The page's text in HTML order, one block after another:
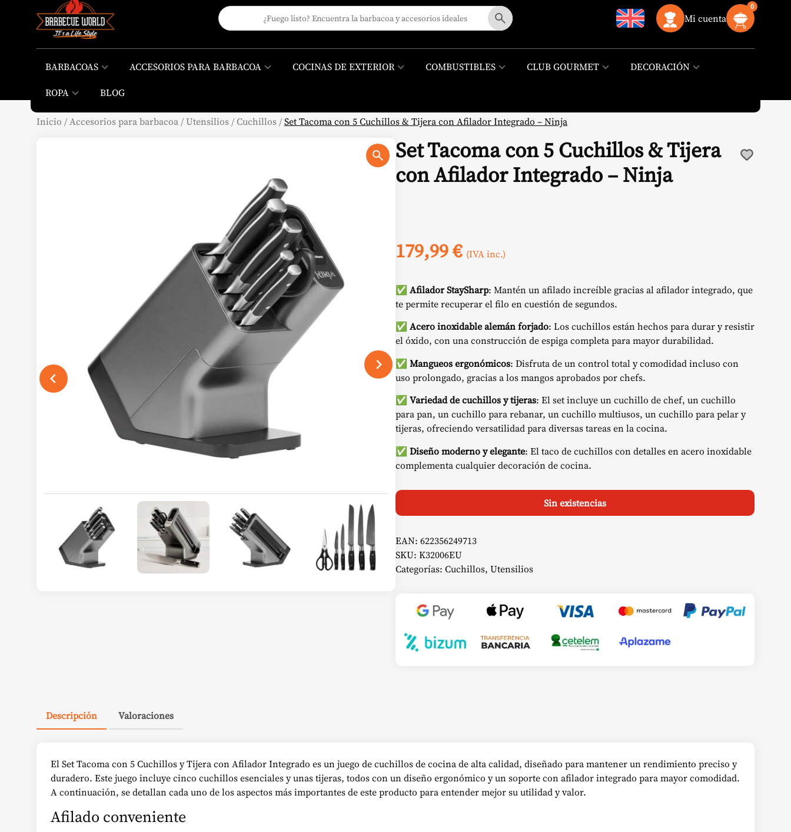
Mi cuenta
0
BARBACOAS ACCESORIOS PARA BARBACOA COCINAS DE EXTERIOR COMBUSTIBLES CLUB GOURMET
DECORACIÓN
ROPA
BLOG
Inicio /Accesorios para barbacoa /Utensilios /Cuchillos /Set Tacoma con 5 Cuchillos & Tijera con Afilador Integrado – Ninja
Set Tacoma con 5 Cuchillos & Tijera
con Afilador Integrado – Ninja
179,99€ (IVA inc.)
✅ Afilador StaySharp: Mantén un afilado increíble gracias al afilador integrado, que
te permite recuperar el filo en cuestión de segundos.
✅ Acero inoxidable alemán forjado: Los cuchillos están hechos para durar y resistir
el óxido, con una construcción de espiga completa para mayor durabilidad.
✅ Mangueos ergonómicos: Disfruta de un control total y comodidad incluso con
uso prolongado, gracias a los mangos aprobados por chefs.
✅ Variedad de cuchillos y tijeras: El set incluye un cuchillo de chef, un cuchillo
para pan, un cuchillo para rebanar, un cuchillo multiusos, un cuchillo para pelar y
tijeras, ofreciendo versatilidad para diversas tareas en la cocina.
✅ Diseño moderno y elegante: El taco de cuchillos con detalles en acero inoxidable
complementa cualquier decoración de cocina.
Sin existencias
EAN: 622356249713
SKU: K32006EU
Categorías: Cuchillos, Utensilios
Descripción Valoraciones
El Set Tacoma con 5 Cuchillos y Tijera con Afilador Integrado es un juego de cuchillos de cocina de alta calidad, diseñado para mantener un rendimiento preciso y
duradero. Este juego incluye cinco cuchillos esenciales y unas tijeras, todos con un diseño ergonómico y un soporte con afilador integrado para mayor comodidad.
A continuación, se detallan cada uno de los aspectos más importantes de este producto para entender mejor su utilidad y valor.
Afilado conveniente